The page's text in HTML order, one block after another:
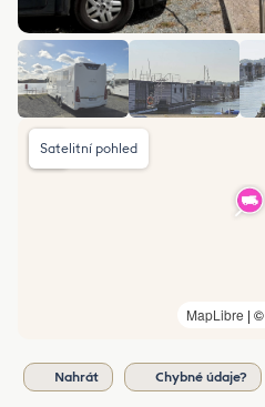
MapLibre | ©
Satelitní pohled
Nahrát Chybné údaje?